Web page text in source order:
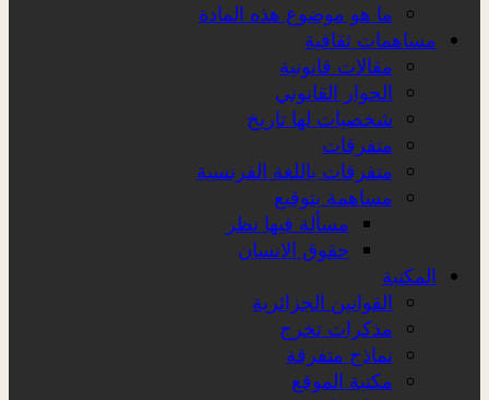
ما هو موضوع هذه المادة
مساهمات ثقافية
مقالات قانونية
الحوار القانوني
شخصيات لها تاريخ
متفرقات
متفرقات باللغة الفرنسية
مساهمة بتوقيع
مسألة فيها نظر
حقوق الانسان
المكتبة
القوانين الجزائرية
مذكرات تخرج
نماذج متفرقة
مكتبة الموقع